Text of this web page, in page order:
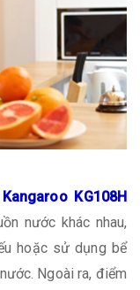
Kangaroo KG108H
nước khác nhau,
hoặc sử dụng bể
Ngoài ra, điểm